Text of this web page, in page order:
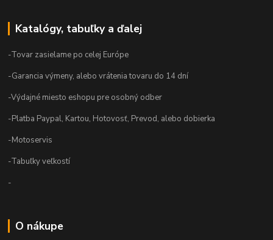
Katalógy, tabuľky a ďalej
-Tovar zasielame po celej Európe
-Garancia výmeny, alebo vrátenia tovaru do 14 dní
-Výdajné miesto eshopu pre osobný odber
-Platba Paypal, Kartou, Hotovosť, Prevod, alebo dobierka
-Motoservis
-Tabuľky veľkostí
-
O nákupe